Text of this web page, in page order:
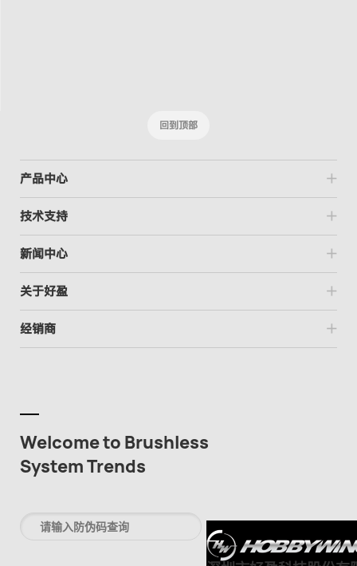
回到顶部
产品中心
技术支持
新闻中心
关于好盈
经销商
Welcome to Brushless
System Trends